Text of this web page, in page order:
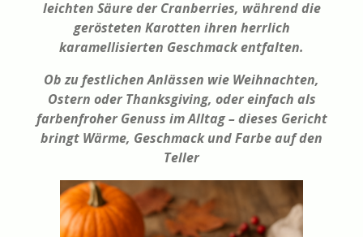
leichten Säure der Cranberries, während die
gerösteten Karotten ihren herrlich
karamellisierten Geschmack entfalten.
Ob zu festlichen Anlässen wie Weihnachten,
Ostern oder Thanksgiving, oder einfach als
farbenfroher Genuss im Alltag – dieses Gericht
bringt Wärme, Geschmack und Farbe auf den
Teller